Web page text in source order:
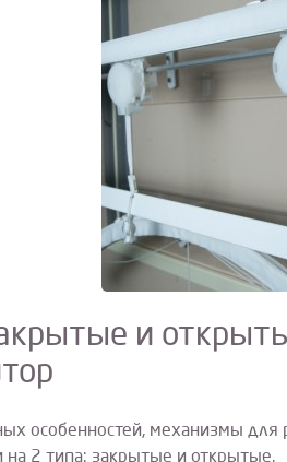
и
особенностей, механизмы
на 2 типа: закрытые и открытые.